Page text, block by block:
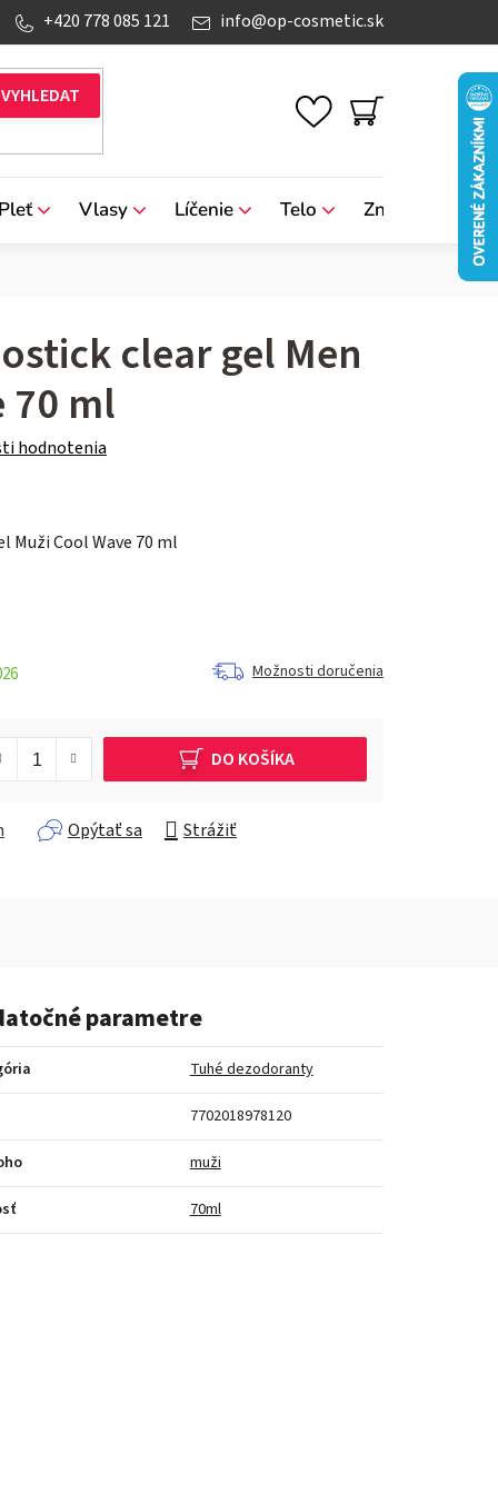
info@op-cosmetic.sk
+420 778 085 121
NÁKUPNÝ
Vlasy Líčenie Telo Značky
clear gel Men
70 ml
hodnotenia
Cool Wave 70 ml
Možnosti doručenia
DO KOŠÍKA
Opýtať sa Strážiť
parametre
Tuhé dezodoranty
7702018978120
muži
70ml